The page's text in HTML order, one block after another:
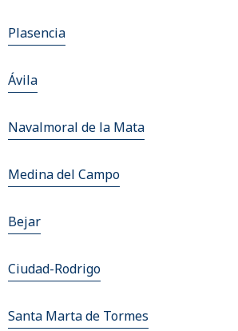
Plasencia
Ávila
Navalmoral de la Mata
Medina del Campo
Bejar
Ciudad-Rodrigo
Santa Marta de Tormes